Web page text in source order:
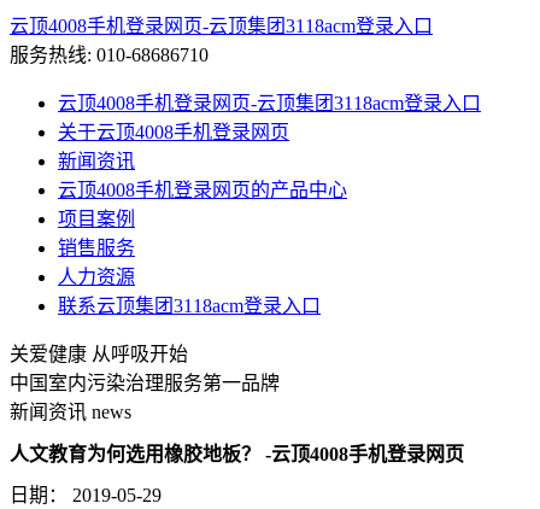
云顶4008手机登录网页-云顶集团3118acm登录入口
服务热线: 010-68686710
云顶4008手机登录网页-云顶集团3118acm登录入口
关于云顶4008手机登录网页
新闻资讯
云顶4008手机登录网页的产品中心
项目案例
销售服务
人力资源
联系云顶集团3118acm登录入口
关爱健康 从呼吸开始
中国室内污染治理服务第一品牌
新闻资讯 news
人文教育为何选用橡胶地板？ -云顶4008手机登录网页
日期：
2019-05-29